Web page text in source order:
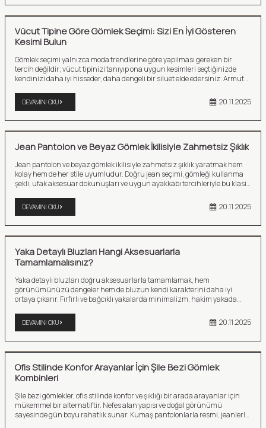
Vücut Tipine Göre Gömlek Seçimi: Sizi En İyi Gösteren
Kesimi Bulun
Gömlek seçimi yalnızca moda trendlerine göre yapılması gereken bir
tercih değildir; vücut tipinizi tanıyıp ona uygun kesimleri seçtiğinizde
kendinizi daha iyi hisseder, daha dengeli bir siluet elde edersiniz. Armut
saati için bel vurgulu gömlekler, dikdörtgen tipi daha kıvrımlı gösteren
detaylar ve ters üçgen tipi için omuzları yumuşatan sade çizgiler en ideal
DEVAMINI OKU 20.11.2025
Jean Pantolon ve Beyaz Gömlek İkilisiyle Zahmetsiz Şıklık
Jean pantolon ve beyaz gömlek ikilisiyle zahmetsiz şıklık yaratmak hem
kolay hem de her stile uyumludur. Doğru jean seçimi, gömleği kullanma
şekli, ufak aksesuar dokunuşları ve uygun ayakkabı tercihleriyle bu klasik
DEVAMINI OKU 20.11.2025
Yaka Detaylı Bluzları Hangi Aksesuarlarla
Tamamlamalısınız?
Yaka detaylı bluzları doğru aksesuarlarla tamamlamak, hem
görünümünüzü dengeler hem de bluzun kendi karakterini daha iyi
ortaya çıkarır. Fırfırlı ve bağcıklı yakalarda minimalizm, hakim yakada
sonucu verir. Bluzun tarzını ve yakanın formunu dikkatle
değerlendirdiğinizde hem zarif hem kusursuz bir kombin elde
DEVAMINI OKU 20.11.2025
Ofis Stilinde Konfor Arayanlar İçin Şile Bezi Gömlek
Kombinleri
Şile bezi gömlekler, ofis stilinde konfor ve şıklığı bir arada arayanlar için
mükemmel bir alternatiftir. Nefes alan yapısı ve doğal görünümü
sayesinde gün boyu rahatlık sunar. Kumaş pantolonlarla resmi, jeanlerle